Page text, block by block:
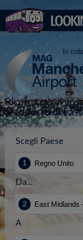
In
Ricerca per il
aeroporto di
Scegli Paese
Da...
A